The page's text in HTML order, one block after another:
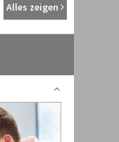
Alles zeigen